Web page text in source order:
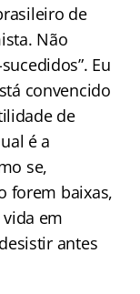
de
Não
Eu
convencido
de
é a
se,
forem baixas,
em
antes